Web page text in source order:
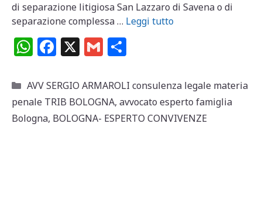
di separazione litigiosa San Lazzaro di Savena o di
separazione complessa … Leggi tutto
W
at
s
A
F
c
e
b
X G
ai
l
n
di
vi
Categorie
AVV SERGIO ARMAROLI consulenza legale materia
penale TRIB BOLOGNA, avvocato esperto famiglia
Bologna, BOLOGNA- ESPERTO CONVIVENZE